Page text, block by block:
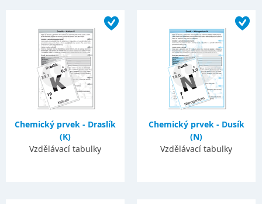
Chemický prvek - Draslík
(K)
Vzdělávací tabulky
Chemický prvek - Dusík
(N)
Vzdělávací tabulky